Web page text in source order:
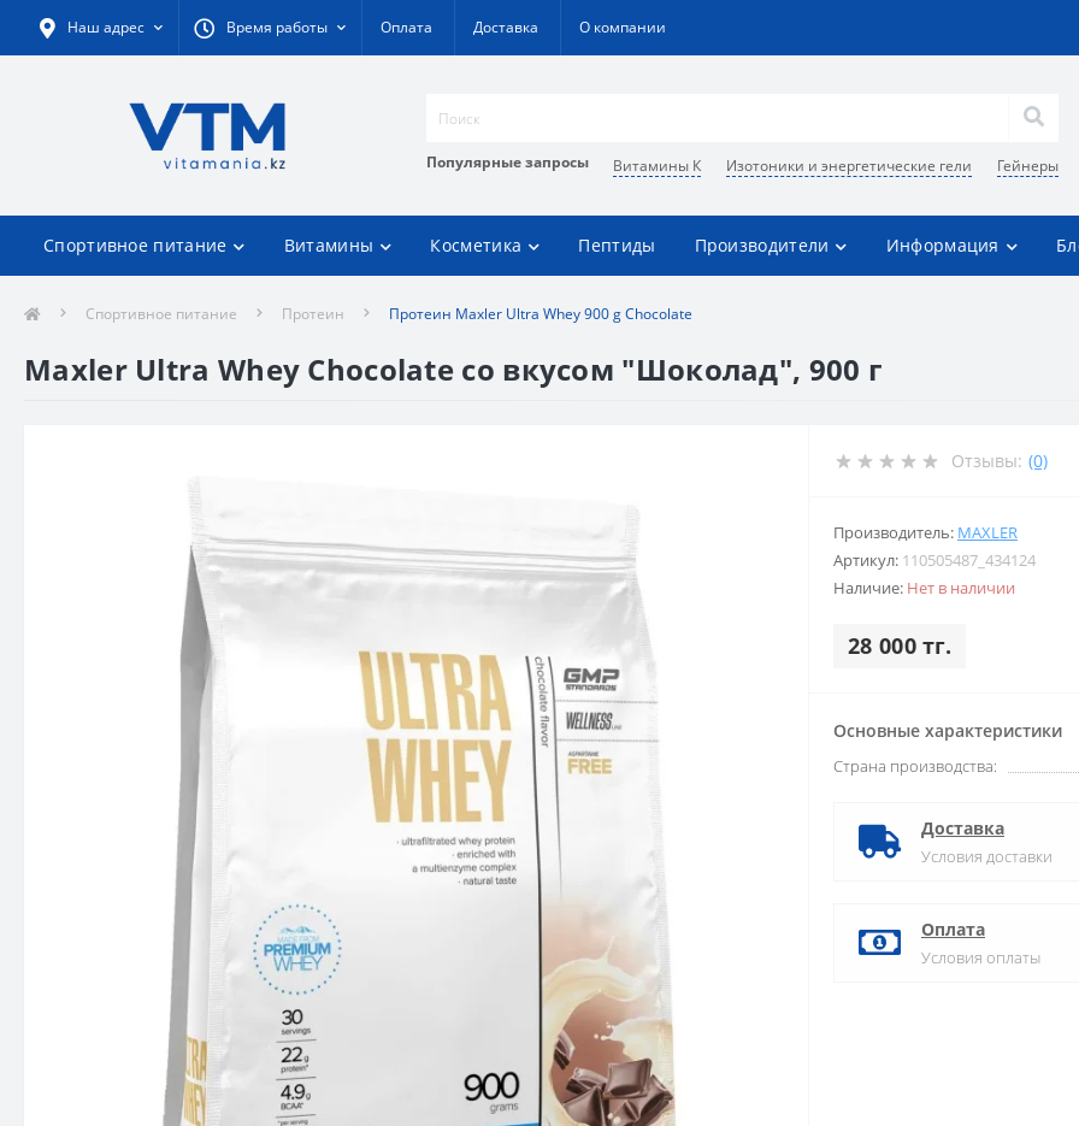
Наш адрес Время работы Оплата Доставка О компании
Популярные запросы Витамины К Изотоники и энергетические гели Гейнеры
Спортивное питание Витамины Косметика Пептиды Производители Информация
Спортивное питание Протеин Протеин Maxler Ultra Whey 900 g Chocolate
Maxler Ultra Whey Chocolate со вкусом "Шоколад", 900 г
Отзывы: (0)
Производитель: MAXLER
Артикул: 110505487_434124
Наличие: Нет в наличии
28 000 тг.
Основные характеристики
Страна производства:
Доставка
Условия доставки
Оплата
Условия оплаты